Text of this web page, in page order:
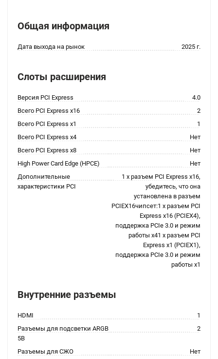
Общая информация
Дата выхода на рынок 2025 г.
Слоты расширения
Версия PCI Express
4.0
Всего PCI Express x16
2
Всего PCI Express x1
1
Всего PCI Express x4
Нет
Всего PCI Express x8
Нет
High Power Card Edge (HPCE)
Нет
Дополнительные
характеристики PCI
1 x разъем PCI Express x16,
убедитесь, что она
установлена в разъем
PCIEX16чипсет:1 x разъем PCI
Express x16 (PCIEX4),
поддержка PCIe 3.0 и режим
работы x41 x разъем PCI
Express x1 (PCIEX1),
поддержка PCIe 3.0 и режим
работы x1
Внутренние разъемы
HDMI
1
Разъемы для подсветки ARGB
5В
2
Разъемы для СЖО Нет